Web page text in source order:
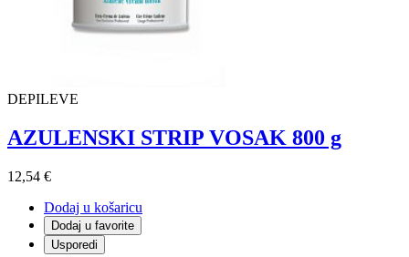
DEPILEVE
AZULENSKI STRIP VOSAK 800 g
12,54 €
Dodaj u košaricu
Dodaj u favorite
Usporedi